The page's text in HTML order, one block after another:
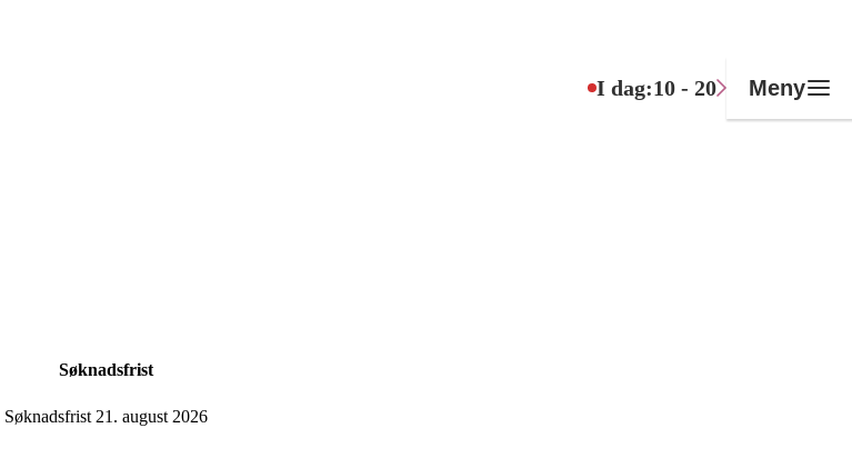
I dag:10 - 20 Meny
Søknadsfrist
Søknadsfrist 21. august 2026